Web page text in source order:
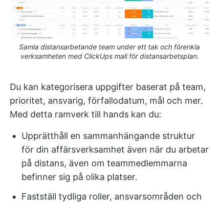
Samla distansarbetande team under ett tak och förenkla
verksamheten med ClickUps mall för distansarbetsplan.
Du kan kategorisera uppgifter baserat på team,
prioritet, ansvarig, förfallodatum, mål och mer.
Med detta ramverk till hands kan du:
Upprätthåll en sammanhängande struktur
för din affärsverksamhet även när du arbetar
på distans, även om teammedlemmarna
befinner sig på olika platser.
Fastställ tydliga roller, ansvarsområden och